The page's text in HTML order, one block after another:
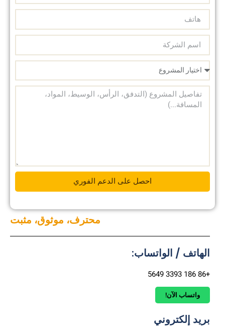
احصل على الدعم الفوري
محترف، موثوق، مثبت
الهاتف / الواتساب:
+86 186 3393 5649
واتساب الآن!
بريد إلكتروني